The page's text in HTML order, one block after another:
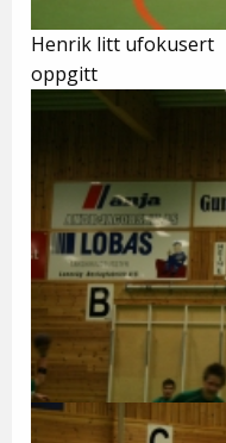
Henrik litt
oppgitt